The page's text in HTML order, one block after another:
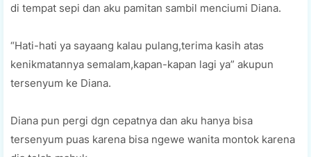
di tempat sepi dan aku pamitan sambil menciumi Diana.
“Hati-hati ya sayaang kalau pulang,terima kasih atas
kenikmatannya semalam,kapan-kapan lagi ya” akupun
tersenyum ke Diana.
Diana pun pergi dgn cepatnya dan aku hanya bisa
tersenyum puas karena bisa ngewe wanita montok karena